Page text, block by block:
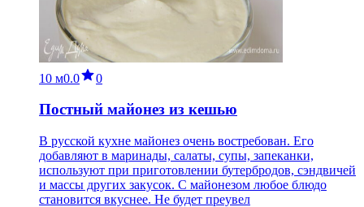
10 м0.0 0
Постный майонез из кешью
В русской кухне майонез очень востребован. Его
добавляют в маринады, салаты, супы, запеканки,
используют при приготовлении бутербродов, сэндвичей
и массы других закусок. С майонезом любое блюдо
становится вкуснее. Не будет преувел